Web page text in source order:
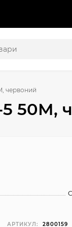
червоний
5 50M,
АРТИКУЛ: 2800159